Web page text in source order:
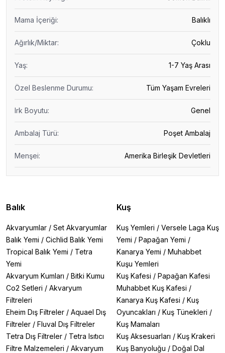
Mama İçeriği: Balıklı
Ağırlık/Miktar: Çoklu
Yaş: 1-7 Yaş Arası
Özel Beslenme Durumu: Tüm Yaşam Evreleri
Irk Boyutu: Genel
Ambalaj Türü: Poşet Ambalaj
Menşei: Amerika Birleşik Devletleri
Balık
Akvaryumlar / Set Akvaryumlar
Balık Yemi / Cichlid Balık Yemi
Tropical Balık Yemi / Tetra
Yemi
Akvaryum Kumları / Bitki Kumu
Co2 Setleri / Akvaryum
Filtreleri
Eheim Dış Filtreler / Aquael Dış
Filtreler / Fluval Dış Filtreler
Tetra Dış Filtreler / Tetra Isıtıcı
Filtre Malzemeleri / Akvaryum
Kuş
Kuş Yemleri / Versele Laga Kuş
Yemi / Papağan Yemi /
Kanarya Yemi / Muhabbet
Kuşu Yemleri
Kuş Kafesi / Papağan Kafesi
Muhabbet Kuş Kafesi /
Kanarya Kuş Kafesi / Kuş
Oyuncakları / Kuş Tünekleri /
Kuş Mamaları
Kuş Aksesuarları / Kuş Krakeri
Kuş Banyoluğu / Doğal Dal